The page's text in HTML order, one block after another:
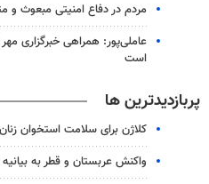
مردم در دفاع امنیتی مبعوث و
عاملی‌پور: همراهی خبرگزاری
است
پربازدیدترین ها
کلاژن برای سلامت استخوان
واکنش عربستان و قطر به